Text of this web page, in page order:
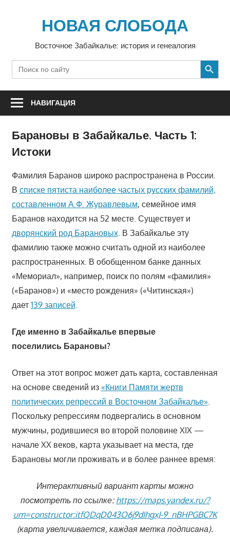
содержимомуНОВАЯ СЛОБОДА
Восточное Забайкалье: история и генеалогия
Search
for:
SEARCH BUTTON
НАВИГАЦИЯ
Барановы в Забайкалье. Часть 1:
Истоки
Фамилия Баранов широко распространена в России.
В списке пятиста наиболее частых русских фамилий,
составленном А.Ф. Журавлевым, семейное имя
Баранов находится на 52 месте. Существует и
дворянский род Барановых. В Забайкалье эту
фамилию также можно считать одной из наиболее
распространенных. В обобщенном банке данных
«Мемориал», например, поиск по полям «фамилия»
(«Баранов») и «место рождения» («Читинская»)
дает 139 записей.
Где именно в Забайкалье впервые
поселились Барановы?
Ответ на этот вопрос может дать карта, составленная
на основе сведений из «Книги Памяти жертв
политических репрессий в Восточном Забайкалье».
Поскольку репрессиям подвергались в основном
мужчины, родившиеся во второй половине XIX —
начале XX веков, карта указывает на места, где
Барановы могли проживать и в более раннее время:
Интерактивный вариант карты можно
посмотреть по ссылке: https://maps.yandex.ru/?
um=constructor:itfQDqD043O6j9dIhgxJ-9_nBHPGBC7K
(карта увеличивается, каждая метка подписана).